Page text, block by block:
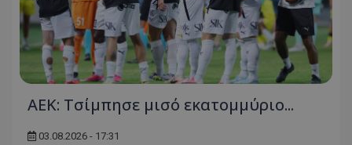
ΑΕΚ: Τσίμπησε μισό εκατομμύριο...
03.08.2026 - 17:31